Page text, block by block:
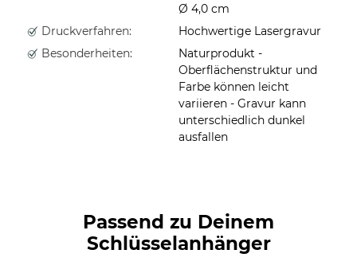
Ø 4,0 cm
Druckverfahren:
Hochwertige Lasergravur
Besonderheiten:
Naturprodukt -
Oberflächenstruktur und
Farbe können leicht
variieren - Gravur kann
unterschiedlich dunkel
ausfallen
Passend zu Deinem
Schlüsselanhänger